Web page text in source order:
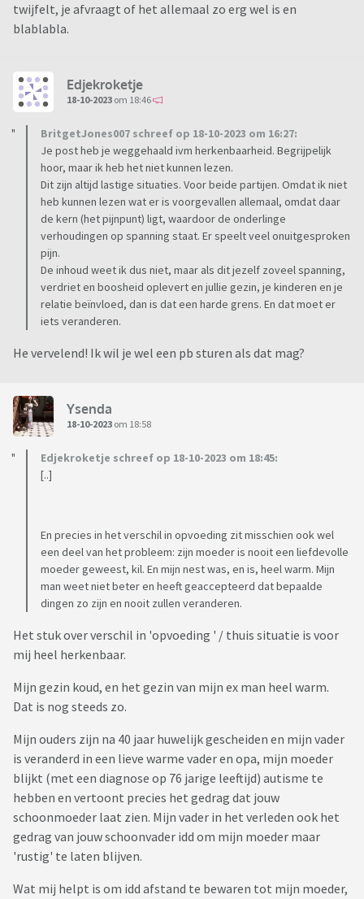
twijfelt, je afvraagt of het allemaal zo erg wel is en
blablabla.
Edjekroketje
18-10-2023 om 18:46
BritgetJones007 schreef op 18-10-2023 om 16:27:
Je post heb je weggehaald ivm herkenbaarheid. Begrijpelijk
hoor, maar ik heb het niet kunnen lezen.
Dit zijn altijd lastige situaties. Voor beide partijen. Omdat ik niet
heb kunnen lezen wat er is voorgevallen allemaal, omdat daar
de kern (het pijnpunt) ligt, waardoor de onderlinge
verhoudingen op spanning staat. Er speelt veel onuitgesproken
pijn.
De inhoud weet ik dus niet, maar als dit jezelf zoveel spanning,
verdriet en boosheid oplevert en jullie gezin, je kinderen en je
relatie beïnvloed, dan is dat een harde grens. En dat moet er
iets veranderen.
He vervelend! Ik wil je wel een pb sturen als dat mag?
Ysenda
18-10-2023 om 18:58
Edjekroketje schreef op 18-10-2023 om 18:45:
[..]
En precies in het verschil in opvoeding zit misschien ook wel
een deel van het probleem: zijn moeder is nooit een liefdevolle
moeder geweest, kil. En mijn nest was, en is, heel warm. Mijn
man weet niet beter en heeft geaccepteerd dat bepaalde
dingen zo zijn en nooit zullen veranderen.
Het stuk over verschil in 'opvoeding ' / thuis situatie is voor
mij heel herkenbaar.
Mijn gezin koud, en het gezin van mijn ex man heel warm.
Dat is nog steeds zo.
Mijn ouders zijn na 40 jaar huwelijk gescheiden en mijn vader
is veranderd in een lieve warme vader en opa, mijn moeder
blijkt (met een diagnose op 76 jarige leeftijd) autisme te
hebben en vertoont precies het gedrag dat jouw
schoonmoeder laat zien. Mijn vader in het verleden ook het
gedrag van jouw schoonvader idd om mijn moeder maar
'rustig' te laten blijven.
Wat mij helpt is om idd afstand te bewaren tot mijn moeder,